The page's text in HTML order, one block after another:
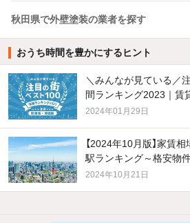
秋田県で外壁塗装の業者を探す
おうち時間を豊かにするヒント
＼みんなが見ている／
間ランキング2023｜賃
2024年01月29日
【2024年10月版】家賃
駅ランキング～格安物
2024年10月21日